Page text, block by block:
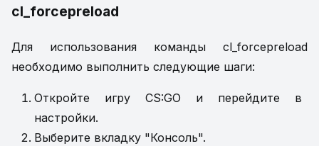
cl_forcepreload
Для использования команды cl_forcepreload
необходимо выполнить следующие шаги:
Откройте игру CS:GO и перейдите в
настройки.
Выберите вкладку "Консоль".